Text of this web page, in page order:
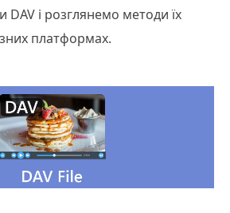
і розглянемо методи їх
платформах.